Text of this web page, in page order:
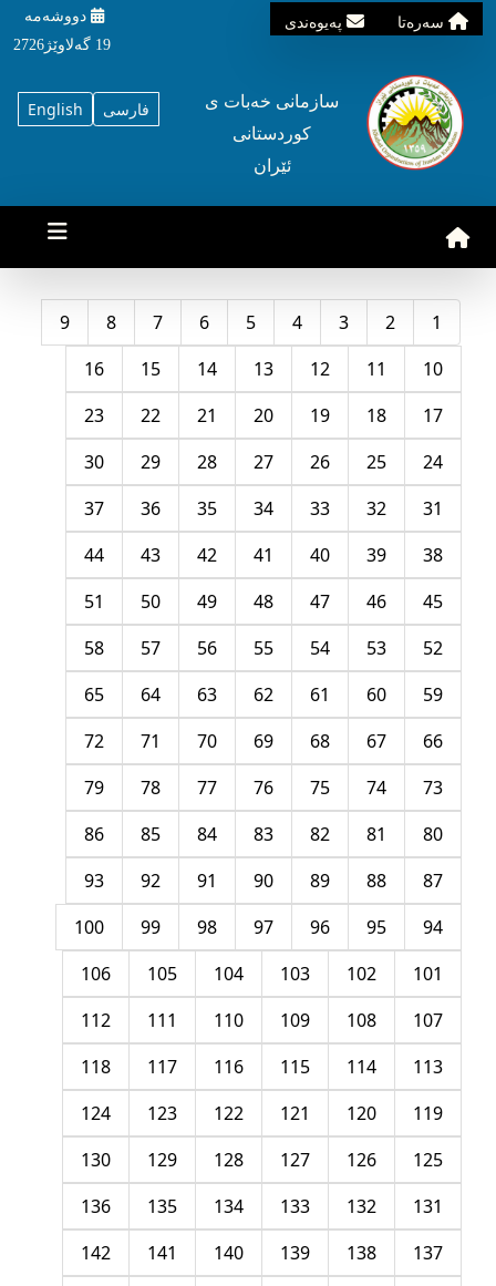
سه‌ره‌تا په‌یوه‌ندی
دووشه‌مه‌‌
19 گه‌لاوێژ2726
English فارسی
سازمانی خه‌بات ی
کوردستانی
ئێران
1
2
3
4
5
6
7
8
9
10
11
12
13
14
15
16
17
18
19
20
21
22
23
24
25
26
27
28
29
30
31
32
33
34
35
36
37
38
39
40
41
42
43
44
45
46
47
48
49
50
51
52
53
54
55
56
57
58
59
60
61
62
63
64
65
66
67
68
69
70
71
72
73
74
75
76
77
78
79
80
81
82
83
84
85
86
87
88
89
90
91
92
93
94
95
96
97
98
99
100
101
102
103
104
105
106
107
108
109
110
111
112
113
114
115
116
117
118
119
120
121
122
123
124
125
126
127
128
129
130
131
132
133
134
135
136
137
138
139
140
141
142